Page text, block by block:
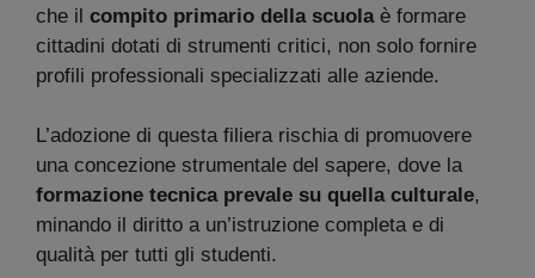
che il compito primario della scuolaè formare
cittadini dotati di strumenti critici, non solo fornire
profili professionali specializzati alle aziende.
L’adozione di questa filiera rischia di promuovere
una concezione strumentale del sapere, dove la
formazione tecnica prevale su quella culturale,
minando il diritto a un’istruzione completa e di
qualità per tutti gli studenti.